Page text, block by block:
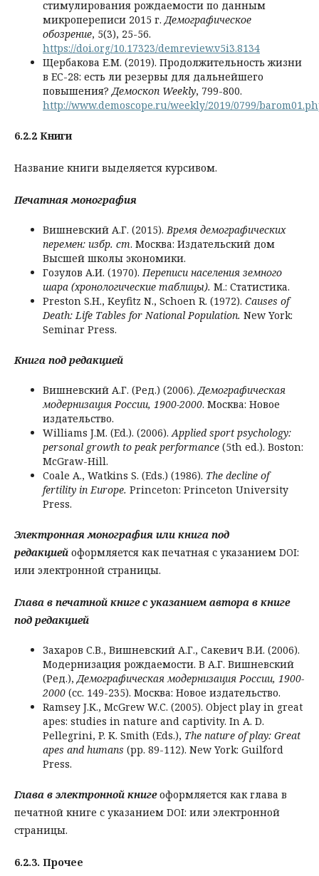
стимулирования рождаемости по данным
микропереписи 2015 г.Демографическое
обозрение, 5(3), 25-56.
https://doi.org/10.17323/demreview.v5i3.8134
Щербакова Е.М. (2019). Продолжительность жизни
в ЕС-28: есть ли резервы для дальнейшего
повышения?Демоскоп Weekly, 799-800.
http://www.demoscope.ru/weekly/2019/0799/
6.2.2 Книги
Название книги выделяется курсивом.
Печатная монография
Вишневский А.Г. (2015).Время демографических
перемен: избр. ст. Москва: Издательский дом
Высшей школы экономики.
Гозулов А.И. (1970).Переписи населения земного
шара (хронологические таблицы). М.: Статистика.
Preston S.H., Keyfitz N., Schoen R. (1972). Causes of
Death: Life Tables for National Population. New York:
Seminar Press.
Книга под редакцией
Вишневский А.Г. (Ред.) (2006).Демографическая
модернизация России, 1900-2000. Москва: Новое
издательство.
Williams J.M. (Ed.). (2006).Applied sport psychology:
personal growth to peak performance (5th ed.). Boston:
McGraw-Hill.
Coale A., Watkins S. (Eds.) (1986). The decline of
fertility in Europe. Princeton: Princeton University
Press.
Электронная монография или книга под
редакцией оформляется как печатная с указанием DOI:
или электронной страницы.
Глава в печатной книге с указанием автора в книге
под редакцией
Захаров С.В., Вишневский А.Г., Сакевич В.И. (2006).
Модернизация рождаемости. В А.Г. Вишневский
(Ред.),Демографическая модернизация России, 1900-
2000 (сс. 149-235). Москва: Новое издательство.
Ramsey J.K., McGrew W.C. (2005). Object play in great
apes: studies in nature and captivity. In A. D.
Pellegrini, P. K. Smith (Eds.), The nature of play: Great
apes and humans (pp. 89-112). New York: Guilford
Press.
Глава в электронной книгеоформляется как глава в
печатной книге с указанием DOI: или электронной
страницы.
6.2.3. Прочее